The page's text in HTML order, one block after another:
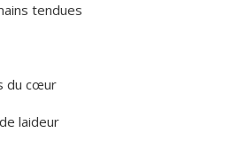
tendues
du cœur
laideur